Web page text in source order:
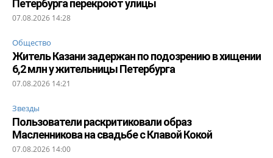
Петербурга перекроют улицы
07.08.2026 14:28
Общество
Житель Казани задержан по подозрению в хищении
6,2 млн у жительницы Петербурга
07.08.2026 14:21
Звезды
Пользователи раскритиковали образ
Масленникова на свадьбе с Клавой Кокой
07.08.2026 14:00